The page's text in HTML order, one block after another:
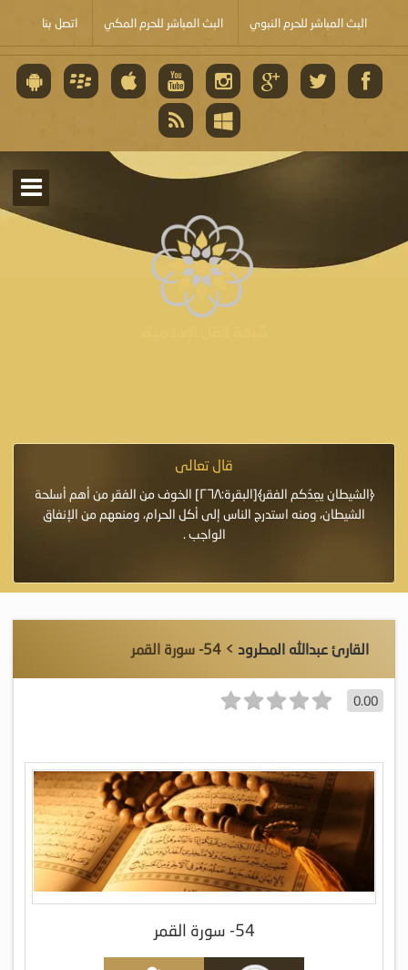
البث المباشر للحرم النبوي البث المباشر للحرم المكي اتصل بنا
قال تعالى
﴿الشيطان يعِدُكم الفقر﴾[البقرة:٢٦٨] الخوف من الفقر من أهم أسلحة
الشيطان، ومنه استدرج الناس إلى أكل الحرام، ومنعهم من الإنفاق
الواجب .
القارئ عبدالله المطرود > 54- سورة القمر
0.00
54- سورة القمر